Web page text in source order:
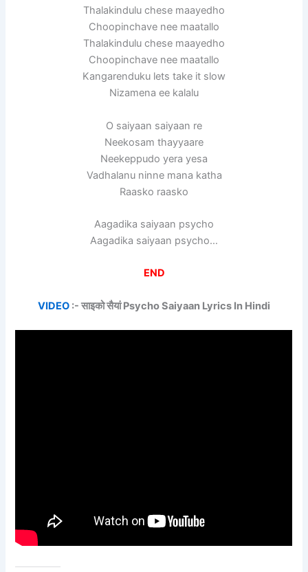
Thalakindulu chese maayedho
Choopinchave nee maatallo
Thalakindulu chese maayedho
Choopinchave nee maatallo
Kangarenduku lets take it slow
Nizamena ee kalalu
O saiyaan saiyaan re
Neekosam thayyaare
Neekeppudo yera yesa
Vadhalanu ninne mana katha
Raasko raasko
Aagadika saiyaan psycho
Aagadika saiyaan psycho…
END
VIDEO :- साइको सैयां Psycho Saiyaan Lyrics In Hindi